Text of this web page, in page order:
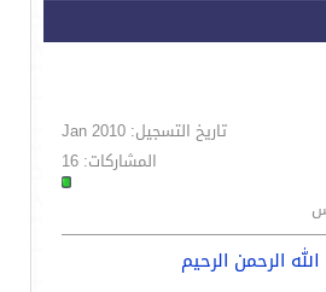
تاريخ التسجيل: Jan 2010
المشاركات: 16
الرحمن الرحيم